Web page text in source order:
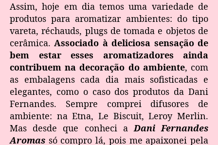
Assim, hoje em dia temos uma variedade de
produtos para aromatizar ambientes: do tipo
vareta, réchauds, plugs de tomada e objetos de
cerâmica.Associado à deliciosa sensação de
bem estar esses aromatizadores ainda
contribuem na decoração do ambiente, com
as embalagens cada dia mais sofisticadas e
elegantes, como o caso dos produtos da Dani
Fernandes. Sempre comprei difusores de
ambiente: na Etna, Le Biscuit, Leroy Merlin.
Mas desde que conheci aDani Fernandes
Aromas só compro lá, pois me apaixonei pela